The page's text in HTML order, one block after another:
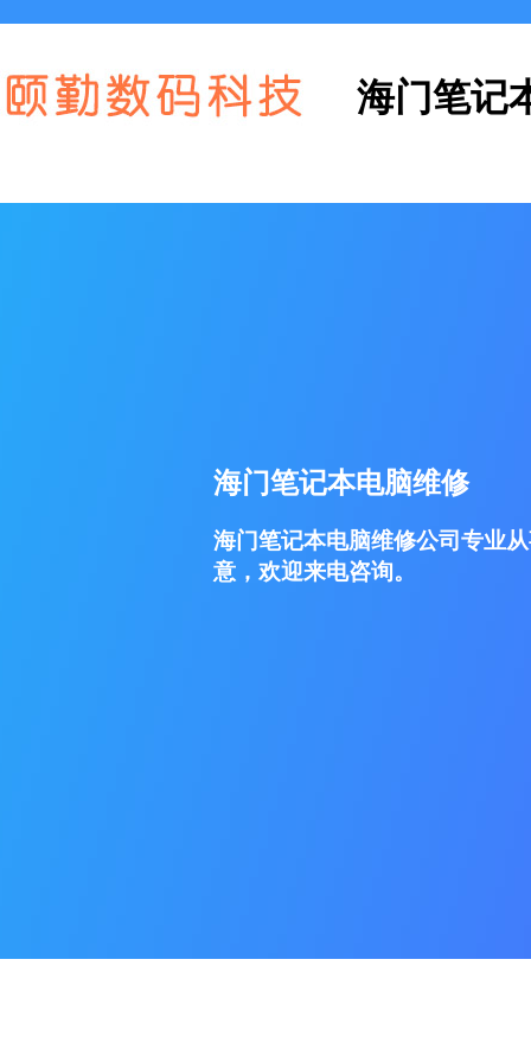
海门笔记
海门笔记本电脑维修
海门笔记本电脑维修公司专业
意，欢迎来电咨询。